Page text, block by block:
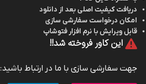
دریافت کیفیت اصلی بعد از دانلود
امکان درخواست سفارشی سازی
قابل ویرایش با نرم افزار فتوشاپ
این کاور فروخته شد!!
جهت سفارشی سازی با ما در ارتباط باشید: